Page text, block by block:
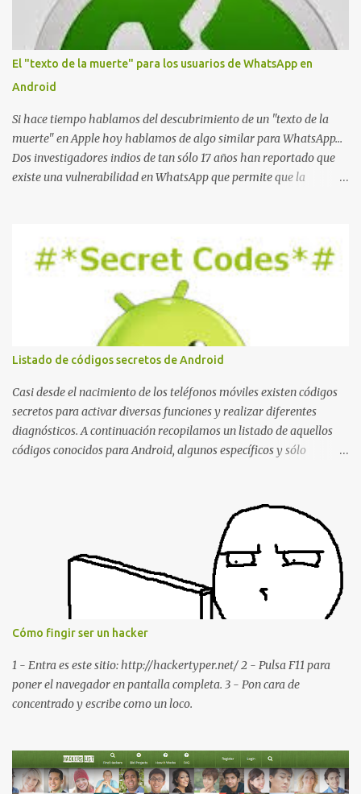
El "texto de la muerte" para los usuarios de WhatsApp en
Android
Si hace tiempo hablamos del descubrimiento de un "texto de la
muerte" en Apple hoy hablamos de algo similar para WhatsApp...
Dos investigadores indios de tan sólo 17 años han reportado que
existe una vulnerabilidad en WhatsApp que permite que la
La vulnerabilidad ha sido probada y funciona correctamente en la
mayoría de las versiones de Android y de WhatsApp incluyendo la
2.11.431 y 2.11.432. Sin embargo todavía no se ha probado en iOS y
Windows no parece ser vulnerable. Esto podría provocar que se
extienda como una pesada broma la moda de bloquear WhatsApp
a otras personas, cuyo modo de recuperar el uso de la misma sería
borrando la conversación y el historial de chat con quien
estábamos conversando. Imaginad que ocurre si este mensaje se
envía a un grupo... Fuente: Crash Your Friends' WhatsApp
Remotely with Just a Message
Listado de códigos secretos de Android
Casi desde el nacimiento de los teléfonos móviles existen códigos
secretos para activar diversas funciones y realizar diferentes
diagnósticos. A continuación recopilamos un listado de aquellos
códigos conocidos para Android, algunos específicos y sólo
IMEI del dispositivo *#*#1111#*#* : Información sobre la versión
de software FTA *#*#2222#*#* : Información sobre la v ersión
del hardware FTA *#*#1234#*#* : Información sobre la versión
de software PDA y de firmware *#*#232337#*#* : Muestra la
dirección Bluetooth del smartphone *#*#232338#*#* : Muestra
la dirección MAC del la tarjeta WiFi del dispositivo *#*#2663#*#*
: Visualiza la versión de la pantalla táctil del smartphone
*#*#3264#*#* : Muestra que versión de memoria RAM está
disponible en el smartphone o la tablet *#*#34971539#*#* :
Visualiza la información detallada d...
Cómo fingir ser un hacker
1 - Entra es este sitio: http://hackertyper.net/ 2 - Pulsa F11 para
poner el navegador en pantalla completa. 3 - Pon cara de
concentrado y escribe como un loco.